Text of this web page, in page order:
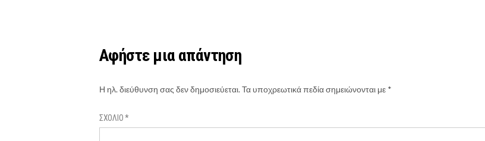
Αφήστε μια απάντηση
Η ηλ. διεύθυνση σας δεν δημοσιεύεται.Τα υποχρεωτικά πεδία σημειώνονται με *
ΣΧΌΛΙΟ*